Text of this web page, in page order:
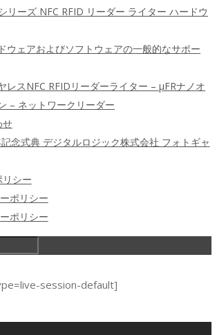
リーズ NFC RFID リーダー ライター ハードウ
ウェアおよびソフトウェアの一般的なサポー
レスNFC RFIDリーダーライター – μFRナノオ
– ネットワークリーダー
せ
念式典 デジタルロジック株式会社 フォトギャ
シー
ポリシー
ポリシー
session-default]